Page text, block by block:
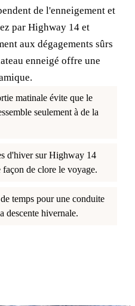
de l'enneigement et
par Highway 14 et
aux dégagements sûrs
enneigé offre une
matinale évite que le
seulement à de la
d'hiver sur Highway 14
façon de clore le voyage.
temps pour une conduite
descente hivernale.